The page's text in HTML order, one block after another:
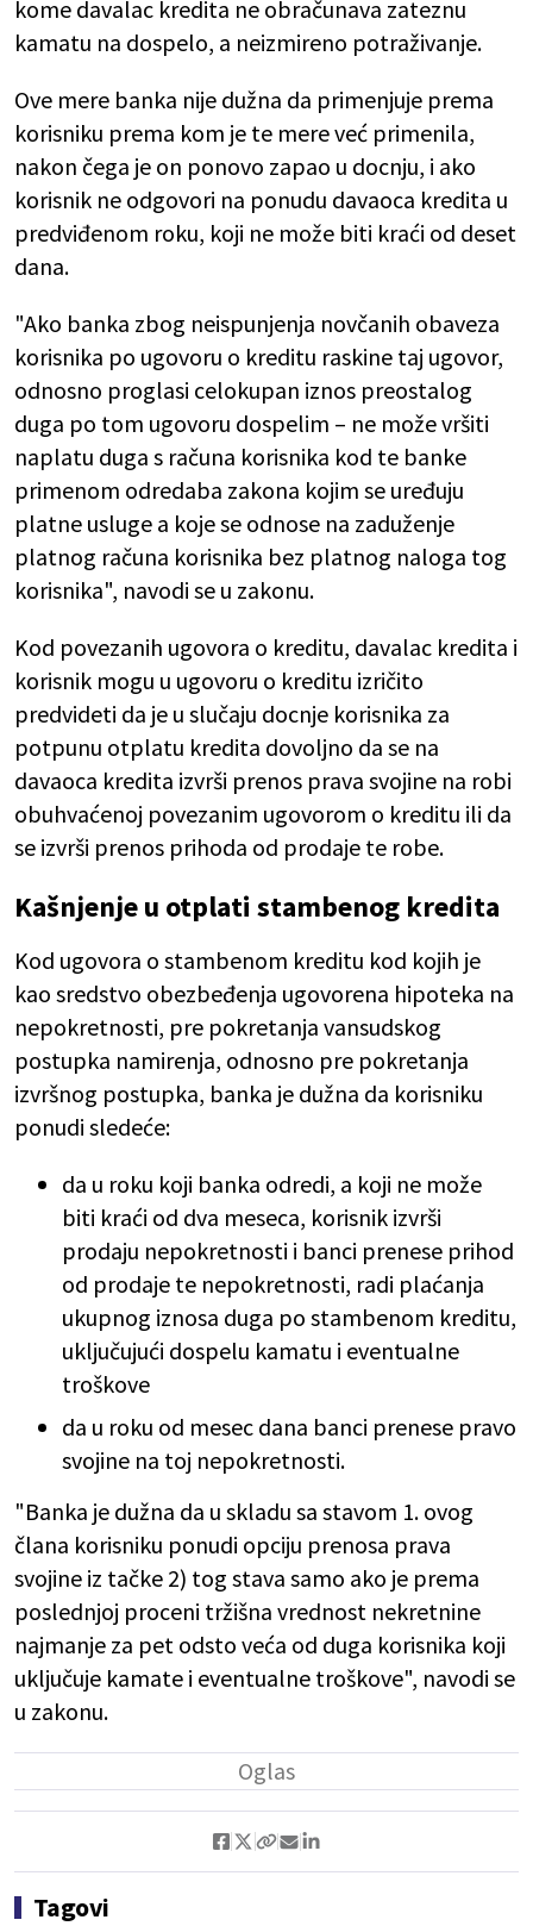
kome davalac kredita ne obračunava zateznu
kamatu na dospelo, a neizmireno potraživanje.
Ove mere banka nije dužna da primenjuje prema
korisniku prema kom je te mere već primenila,
nakon čega je on ponovo zapao u docnju, i ako
korisnik ne odgovori na ponudu davaoca kredita u
predviđenom roku, koji ne može biti kraći od deset
dana.
"Ako banka zbog neispunjenja novčanih obaveza
korisnika po ugovoru o kreditu raskine taj ugovor,
odnosno proglasi celokupan iznos preostalog
duga po tom ugovoru dospelim – ne može vršiti
naplatu duga s računa korisnika kod te banke
primenom odredaba zakona kojim se uređuju
platne usluge a koje se odnose na zaduženje
platnog računa korisnika bez platnog naloga tog
korisnika", navodi se u zakonu.
Kod povezanih ugovora o kreditu, davalac kredita i
korisnik mogu u ugovoru o kreditu izričito
predvideti da je u slučaju docnje korisnika za
potpunu otplatu kredita dovoljno da se na
davaoca kredita izvrši prenos prava svojine na robi
obuhvaćenoj povezanim ugovorom o kreditu ili da
se izvrši prenos prihoda od prodaje te robe.
Kašnjenje u otplati stambenog kredita
Kod ugovora o stambenom kreditu kod kojih je
kao sredstvo obezbeđenja ugovorena hipoteka na
nepokretnosti, pre pokretanja vansudskog
postupka namirenja, odnosno pre pokretanja
izvršnog postupka, banka je dužna da korisniku
ponudi sledeće:
da u roku koji banka odredi, a koji ne može
biti kraći od dva meseca, korisnik izvrši
prodaju nepokretnosti i banci prenese prihod
od prodaje te nepokretnosti, radi plaćanja
ukupnog iznosa duga po stambenom kreditu,
uključujući dospelu kamatu i eventualne
troškove
da u roku od mesec dana banci prenese pravo
svojine na toj nepokretnosti.
"Banka je dužna da u skladu sa stavom 1. ovog
člana korisniku ponudi opciju prenosa prava
svojine iz tačke 2) tog stava samo ako je prema
poslednjoj proceni tržišna vrednost nekretnine
najmanje za pet odsto veća od duga korisnika koji
uključuje kamate i eventualne troškove", navodi se
u zakonu.
Tagovi